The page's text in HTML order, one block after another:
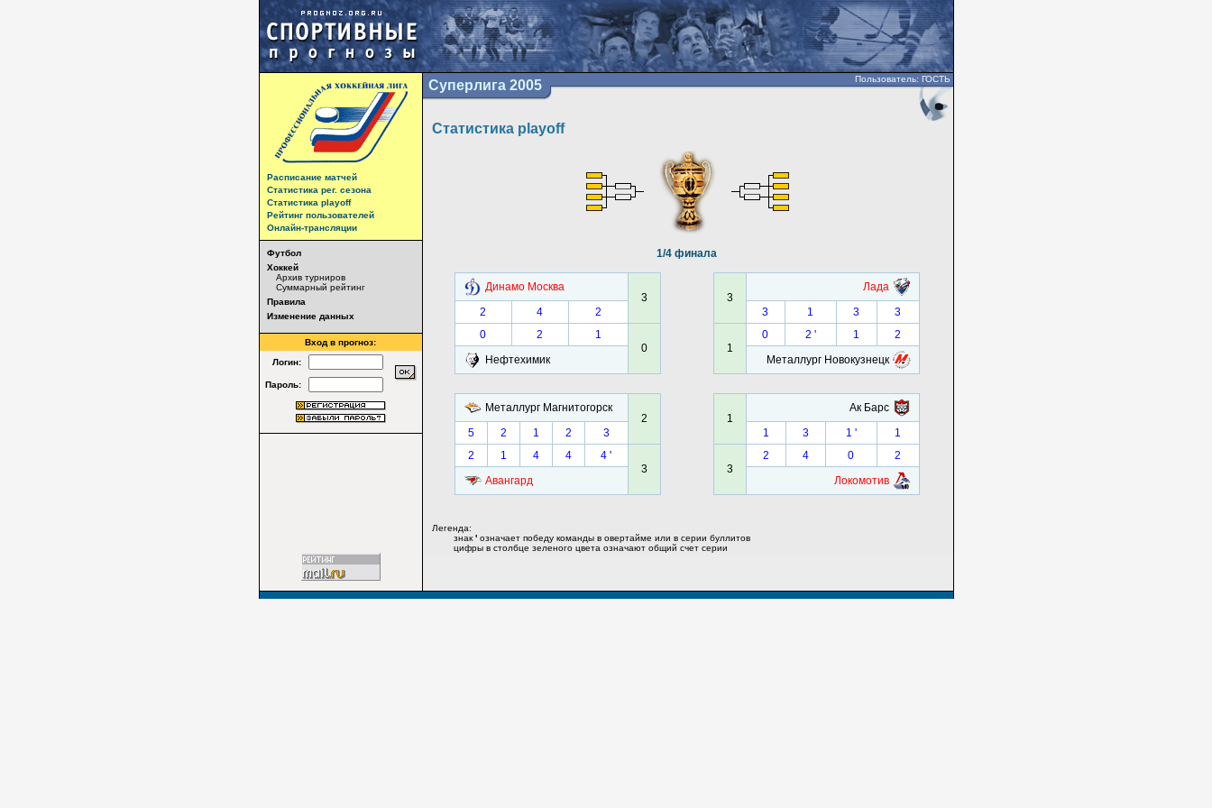
Расписание матчей
Статистика рег. сезона
Статистика playoff
Рейтинг пользователей
Онлайн-трансляции
Футбол
Хоккей
Архив турниров
Суммарный рейтинг
Правила
Изменение данных
Вход в прогноз:
Логин:
Пароль:
Суперлига 2005 Пользователь: ГОСТЬ
Статистика playoff
1/4 финала
Динамо Москва
3
2
4
2
0
2
1
0
Нефтехимик
Металлург Магнитогорск
2
5
2 1 2
3
2
1 4 4
4 '
3
Авангард
3
Лада
3
1 3 3
1
0 2 ' 1
2
Металлург Новокузнецк
1
Ак Барс
1
3 1 ' 1
3
2 4 0
2
Локомотив
Легенда:
знак 'означает победу команды в овертайме или в серии буллитов
цифры в столбце зеленого цвета означают общий счет серии